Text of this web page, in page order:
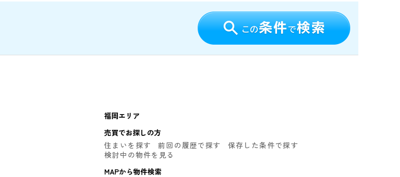
福岡エリア
売買でお探しの方
住まいを探す
前回の履歴で探す
保存した条件で探す
検討中の物件を見る
MAPから物件検索